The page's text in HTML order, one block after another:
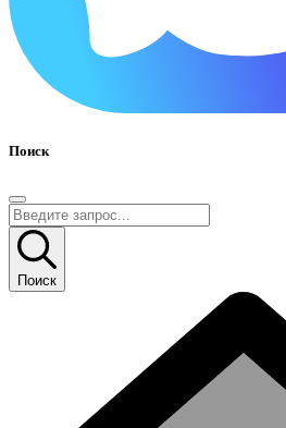
Поиск
Поиск